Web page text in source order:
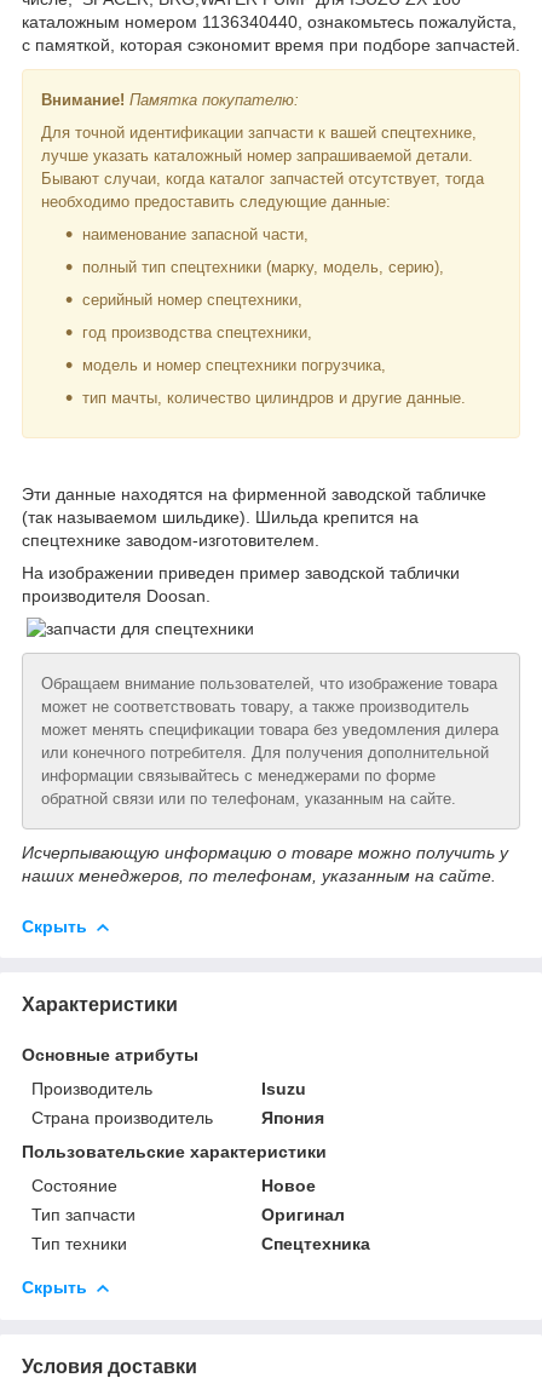
каталожным номером 1136340440, ознакомьтесь пожалуйста,
с памяткой, которая сэкономит время при подборе запчастей.
Внимание! Памятка покупателю:
Для точной идентификации запчасти к вашей спецтехнике,
лучше указать каталожный номер запрашиваемой детали.
Бывают случаи, когда каталог запчастей отсутствует, тогда
необходимо предоставить следующие данные:
наименование запасной части,
полный тип спецтехники (марку, модель, серию),
серийный номер спецтехники,
год производства спецтехники,
модель и номер спецтехники погрузчика,
тип мачты, количество цилиндров и другие данные.
Эти данные находятся на фирменной заводской табличке
(так называемом шильдике). Шильда крепится на
спецтехнике заводом-изготовителем.
На изображении приведен пример заводской таблички
производителя Doosan.
Обращаем внимание пользователей, что изображение товара
может не соответствовать товару, а также производитель
может менять спецификации товара без уведомления дилера
или конечного потребителя. Для получения дополнительной
информации связывайтесь с менеджерами по форме
обратной связи или по телефонам, указанным на сайте.
Исчерпывающую информацию о товаре можно получить у
наших менеджеров, по телефонам, указанным на сайте.
Скрыть
Характеристики
Основные атрибуты
Производитель
Isuzu
Страна производитель
Япония
Пользовательские характеристики
Состояние
Новое
Тип запчасти
Оригинал
Тип техники
Спецтехника
Скрыть
Условия доставки